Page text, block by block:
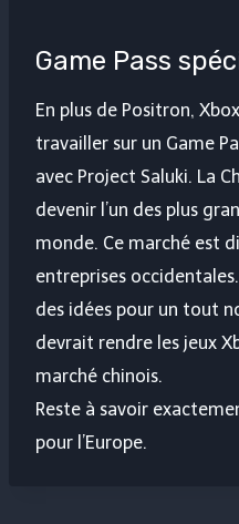
Game Pass
En plus de Positron,
travailler sur un Game
avec Project Saluki. La
devenir l’un des plus
monde. Ce marché est
entreprises
des idées pour un tout
devrait rendre les jeux
marché chinois.
Reste à savoir
pour l’Europe.